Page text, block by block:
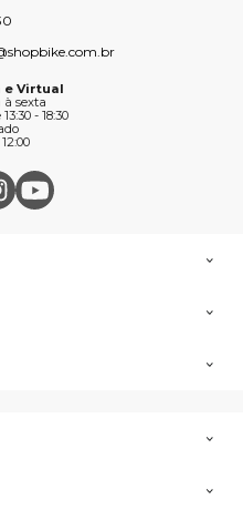
e Virtual
à sexta
- 18:30